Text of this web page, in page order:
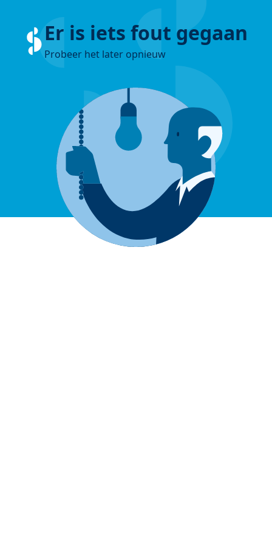
Er is iets fout gegaan
Probeer het later opnieuw